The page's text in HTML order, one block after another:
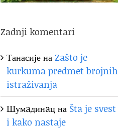
Zadnji komentari
ТанасијенаZašto je
kurkuma predmet brojnih
istraživanja
Шумaдинaцна Šta je svest
i kako nastaje